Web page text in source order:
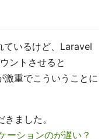
ているけど、Laravel
ントさせると
重でこういうことに
ました。
ションのが遅い？